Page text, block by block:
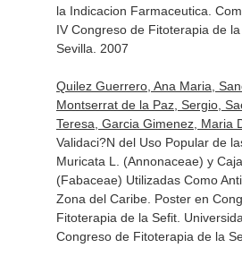
la Indicacion Farmaceutica.
IV Congreso de Fitoterapia de
Sevilla. 2007
Quilez Guerrero, Ana Maria,
Montserrat de la Paz, Sergio,
Teresa, Garcia Gimenez, Maria
Validaci?N del Uso Popular de
Muricata L. (Annonaceae) y
(Fabaceae) Utilizadas Como
Zona del Caribe. Poster en
Fitoterapia de la Sefit.
Congreso de Fitoterapia de la